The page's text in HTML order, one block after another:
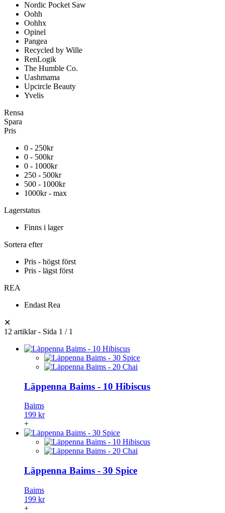
Nordic Pocket Saw
Oohh
Oohhx
Opinel
Pangea
Recycled by Wille
RenLogik
The Humble Co.
Uashmama
Upcircle Beauty
Yvelis
Rensa
Spara
Pris
0 - 250kr
0 - 500kr
0 - 1000kr
250 - 500kr
500 - 1000kr
1000kr - max
Lagerstatus
Finns i lager
Sortera efter
Pris - högst först
Pris - lägst först
REA
Endast Rea
✕
12 artiklar - Sida 1 / 1
Läppenna Baims - 10 Hibiscus
Baims
199 kr
+
Läppenna Baims - 30 Spice
Baims
199 kr
+